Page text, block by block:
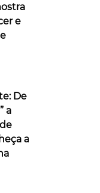
e
De
a
a